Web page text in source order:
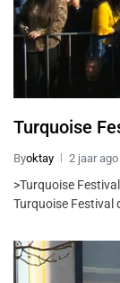
Turquoise
Byoktay 2 jaar ago
>Turquoise
Turquoise Festival